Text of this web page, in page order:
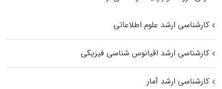
کارشناسی ارشد علوم اطلاعاتی
کارشناسی ارشد اقیانوس‌ شناسی فیزیکی
کارشناسی ارشد آمار